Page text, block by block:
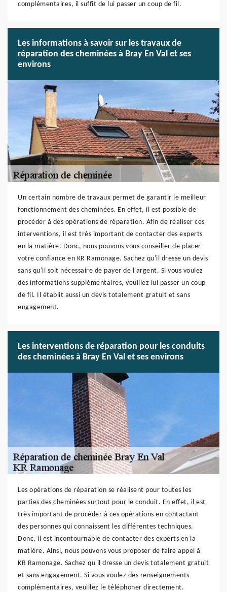
complémentaires, il suffit de lui passer un coup de fil.
Les informations à savoir sur les travaux de
réparation des cheminées à Bray En Val et ses
environs
Un certain nombre de travaux permet de garantir le meilleur
fonctionnement des cheminées. En effet, il est possible de
procéder à des opérations de réparation. Afin de réaliser ces
interventions, il est très important de contacter des experts
en la matière. Donc, nous pouvons vous conseiller de placer
votre confiance en KR Ramonage. Sachez qu'il dresse un devis
sans qu'il soit nécessaire de payer de l'argent. Si vous voulez
des informations supplémentaires, veuillez lui passer un coup
de fil. Il établit aussi un devis totalement gratuit et sans
engagement.
Les interventions de réparation pour les conduits
des cheminées à Bray En Val et ses environs
Les opérations de réparation se réalisent pour toutes les
parties des cheminées surtout pour le conduit. En effet, il est
très important de procéder à ces opérations en contactant
des personnes qui connaissent les différentes techniques.
Donc, il est incontournable de contacter des experts en la
matière. Ainsi, nous pouvons vous proposer de faire appel à
KR Ramonage. Sachez qu'il dresse un devis totalement gratuit
et sans engagement. Si vous voulez des renseignements
complémentaires, veuillez le téléphoner directement.